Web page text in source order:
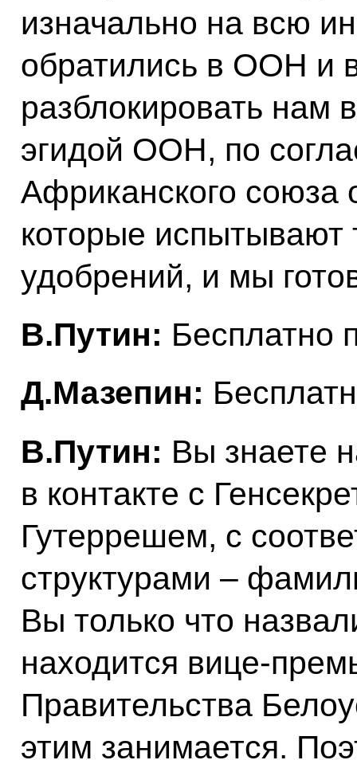
изначально на всю
обратились в ООН и
разблокировать нам
эгидой ООН, по
Африканского союза
которые испытывают
удобрений, и мы
В.Путин: Бесплатно
Д.Мазепин:
В.Путин: Вы знаете
в контакте с
Гутеррешем, с
структурами –
Вы только что
находится вице-
Правительства
этим занимается.